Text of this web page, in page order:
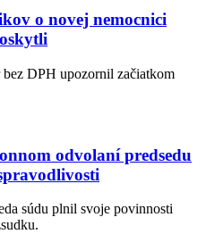
o novej nemocnici
DPH upozornil začiatkom
odvolaní predsedu
súdu plnil svoje povinnosti